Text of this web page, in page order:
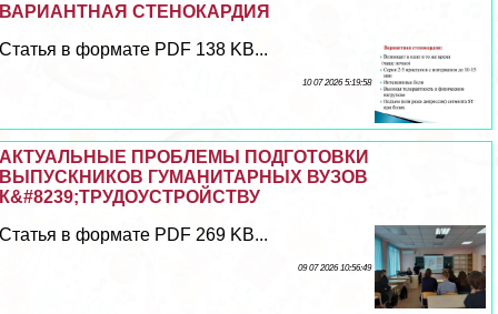
ВАРИАНТНАЯ СТЕНОКАРДИЯ
Статья в формате PDF 138 KB...
10 07 2026 5:19:58
АКТУАЛЬНЫЕ ПРОБЛЕМЫ ПОДГОТОВКИ
ВЫПУСКНИКОВ ГУМАНИТАРНЫХ ВУЗОВ
К&#8239;ТРУДОУСТРОЙСТВУ
Статья в формате PDF 269 KB...
09 07 2026 10:56:49